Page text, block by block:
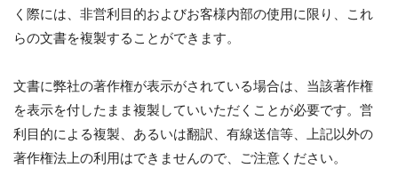
く際には、非営利目的およびお客様内部の使用に限り、これ
らの文書を複製することができます。
文書に弊社の著作権が表示がされている場合は、当該著作権
を表示を付したまま複製していいただくことが必要です。営
利目的による複製、あるいは翻訳、有線送信等、上記以外の
著作権法上の利用はできませんので、ご注意ください。